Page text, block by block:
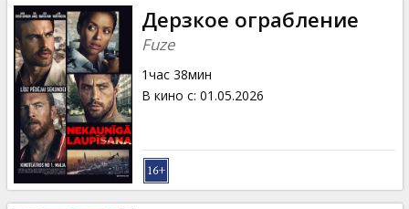
Дерзкое ограбление
Fuze
1час 38мин
В кино с: 01.05.2026